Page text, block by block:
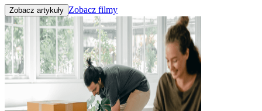
Zobacz artykuły Zobacz filmy